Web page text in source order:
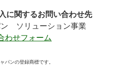
に関するお問い合わせ先
ン ソリューション事業
わせフォーム
パンの登録商標です。